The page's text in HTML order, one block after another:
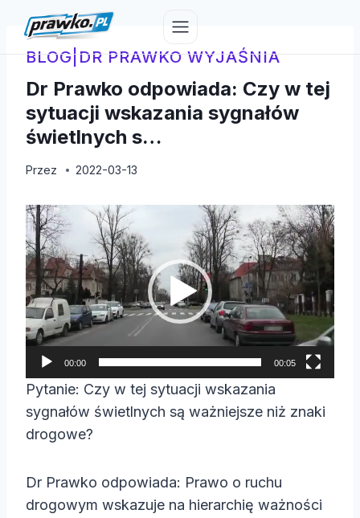
treściBLOG| DR PRAWKO WYJAŚNIA
Dr Prawko odpowiada: Czy w tej
sytuacji wskazania sygnałów
świetlnych s…
Przez 2022-03-13
O
d
t
w
a
r
c
z
v
d
e
00:00 00:05
Pytanie: Czy w tej sytuacji wskazania
sygnałów świetlnych są ważniejsze niż znaki
drogowe?
Dr Prawko odpowiada: Prawo o ruchu
drogowym wskazuje na hierarchię ważności